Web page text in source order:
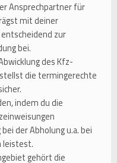
Ansprechpartner für
mit deiner
zur
bei.
des Kfz-
die termingerechte
indem du die
der Abholung u.a. bei
leistest.
gehört die